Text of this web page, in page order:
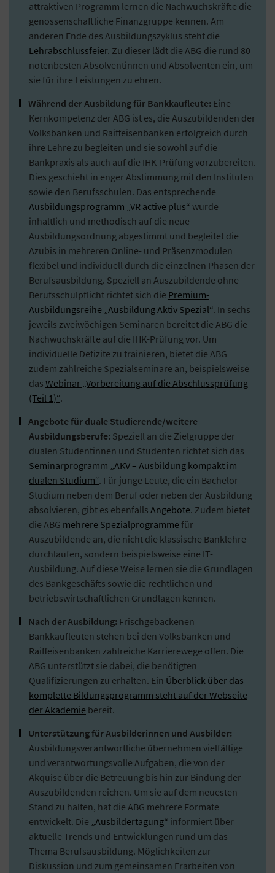
attraktiven Programm lernen die Nachwuchskräfte die
genossenschaftliche Finanzgruppe kennen. Am
anderen Ende des Ausbildungszyklus steht die
Lehrabschlussfeier. Zu dieser lädt die ABG die rund 80
notenbesten Absolventinnen und Absolventen ein, um
sie für ihre Leistungen zu ehren.
Während der Ausbildung für Bankkaufleute: Eine
Kernkompetenz der ABG ist es, die Auszubildenden der
Volksbanken und Raiffeisenbanken erfolgreich durch
ihre Lehre zu begleiten und sie sowohl auf die
Bankpraxis als auch auf die IHK-Prüfung vorzubereiten.
Dies geschieht in enger Abstimmung mit den Instituten
sowie den Berufsschulen. Das entsprechende
Ausbildungsprogramm „VR active plus“ wurde
inhaltlich und methodisch auf die neue
Ausbildungsordnung abgestimmt und begleitet die
Azubis in mehreren Online- und Präsenzmodulen
flexibel und individuell durch die einzelnen Phasen der
Berufsausbildung. Speziell an Auszubildende ohne
Berufsschulpflicht richtet sich die Premium-
Ausbildungsreihe „Ausbildung Aktiv Spezial“. In sechs
jeweils zweiwöchigen Seminaren bereitet die ABG die
Nachwuchskräfte auf die IHK-Prüfung vor. Um
individuelle Defizite zu trainieren, bietet die ABG
zudem zahlreiche Spezialseminare an, beispielsweise
das Webinar „Vorbereitung auf die Abschlussprüfung
(Teil 1)“.
Angebote für duale Studierende/weitere
Ausbildungsberufe: Speziell an die Zielgruppe der
dualen Studentinnen und Studenten richtet sich das
Seminarprogramm „AKV – Ausbildung kompakt im
dualen Studium“. Für junge Leute, die ein Bachelor-
Studium neben dem Beruf oder neben der Ausbildung
absolvieren, gibt es ebenfalls Angebote. Zudem bietet
die ABG mehrere Spezialprogramme für
Auszubildende an, die nicht die klassische Banklehre
durchlaufen, sondern beispielsweise eine IT-
Ausbildung. Auf diese Weise lernen sie die Grundlagen
des Bankgeschäfts sowie die rechtlichen und
betriebswirtschaftlichen Grundlagen kennen.
Nach der Ausbildung: Frischgebackenen
Bankkaufleuten stehen bei den Volksbanken und
Raiffeisenbanken zahlreiche Karrierewege offen. Die
ABG unterstützt sie dabei, die benötigten
Qualifizierungen zu erhalten. Ein Überblick über das
komplette Bildungsprogramm steht auf der Webseite
der Akademie bereit.
Unterstützung für Ausbilderinnen und Ausbilder:
Ausbildungsverantwortliche übernehmen vielfältige
und verantwortungsvolle Aufgaben, die von der
Akquise über die Betreuung bis hin zur Bindung der
Auszubildenden reichen. Um sie auf dem neuesten
Stand zu halten, hat die ABG mehrere Formate
entwickelt. Die „Ausbildertagung“ informiert über
aktuelle Trends und Entwicklungen rund um das
Thema Berufsausbildung. Möglichkeiten zur
Diskussion und zum gemeinsamen Erarbeiten von